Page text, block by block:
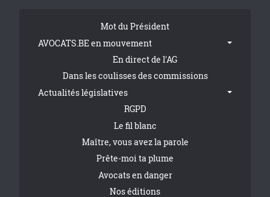
Tribune FooterMot du Président
AVOCATS.BE en mouvement
En direct de l'AG
Dans les coulisses des commissions
Actualités législatives
RGPD
Le fil blanc
Maître, vous avez la parole
Prête-moi ta plume
Avocats en danger
Nos éditions